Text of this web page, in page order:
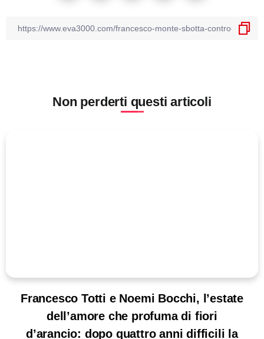
Non perderti questi articoli
Francesco Totti e Noemi Bocchi, l’estate
dell’amore che profuma di fiori
d’arancio: dopo quattro anni difficili la